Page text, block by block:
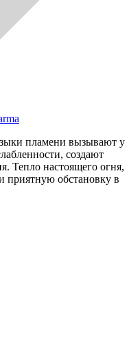
пламени вызывают у
создают
Тепло настоящего огня,
приятную обстановку в